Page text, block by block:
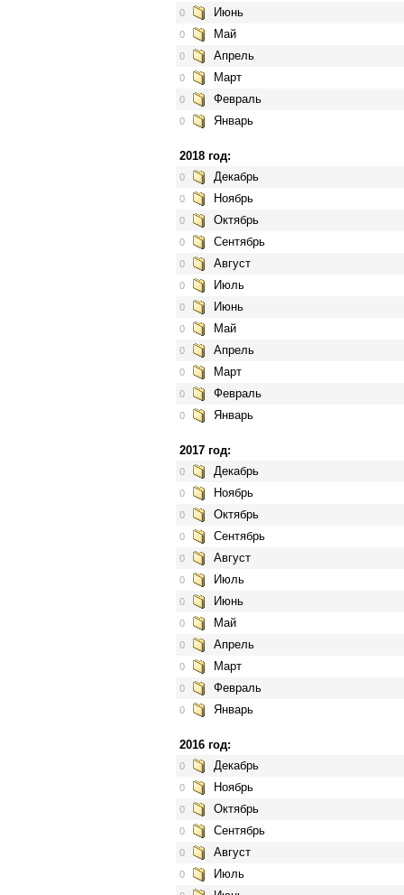
0 Июнь
0 Май
0 Апрель
0 Март
0 Февраль
0 Январь
2018 год:
0 Декабрь
0 Ноябрь
0 Октябрь
0 Сентябрь
0 Август
0 Июль
0 Июнь
0 Май
0 Апрель
0 Март
0 Февраль
0 Январь
2017 год:
0 Декабрь
0 Ноябрь
0 Октябрь
0 Сентябрь
0 Август
0 Июль
0 Июнь
0 Май
0 Апрель
0 Март
0 Февраль
0 Январь
2016 год:
0 Декабрь
0 Ноябрь
0 Октябрь
0 Сентябрь
0 Август
0 Июль